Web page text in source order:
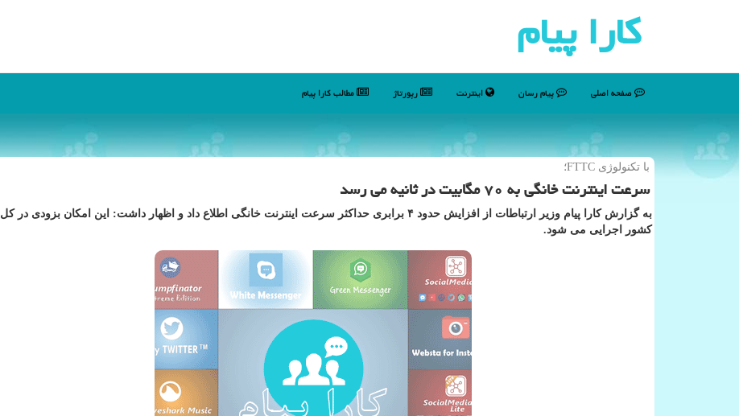
كارا پیام
صفحه اصلی پیام رسان اینترنت رپورتاژ مطالب كارا پیام
با تكنولوژی FTTC؛
سرعت اینترنت خانگی به ۷۰ مگابیت در ثانیه می رسد
به گزارش كارا پیام وزیر ارتباطات از افزایش حدود ۴ برابری حداكثر سرعت اینترنت خانگی اطلاع داد و اظهار داشت: این امكان بزودی در كل
كشور اجرایی می شود.